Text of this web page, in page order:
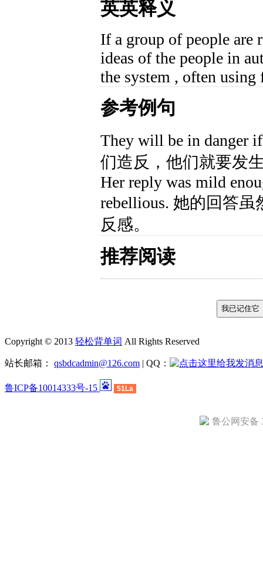
英英释义
If a group of people are
ideas of the people in
the system , often using
参考例句
They will be in danger
们造反，他们就要发
Her reply was mild
rebellious. 她的回答
反感。
推荐阅读
Copyright © 2013 轻松背单词 All Rights Reserved
站长邮箱： qsbdcadmin@126.com | QQ：
鲁ICP备10014333号-15 51La
鲁公网安备